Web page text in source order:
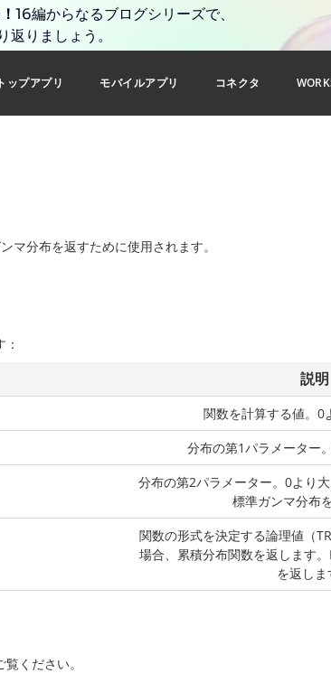
16編からなるブログシリーズで、
返りましょう。
ップアプリ モバイルアプリ コネクタ
マ分布を返すために使用されます。
説明
関数を計算する値。0
分布の第1パラメーター
分布の第2パラメーター。0より大
標準ガンマ分布
関数の形式を決定する論理値（
場合、累積分布関数を返します
を返しま
ください。